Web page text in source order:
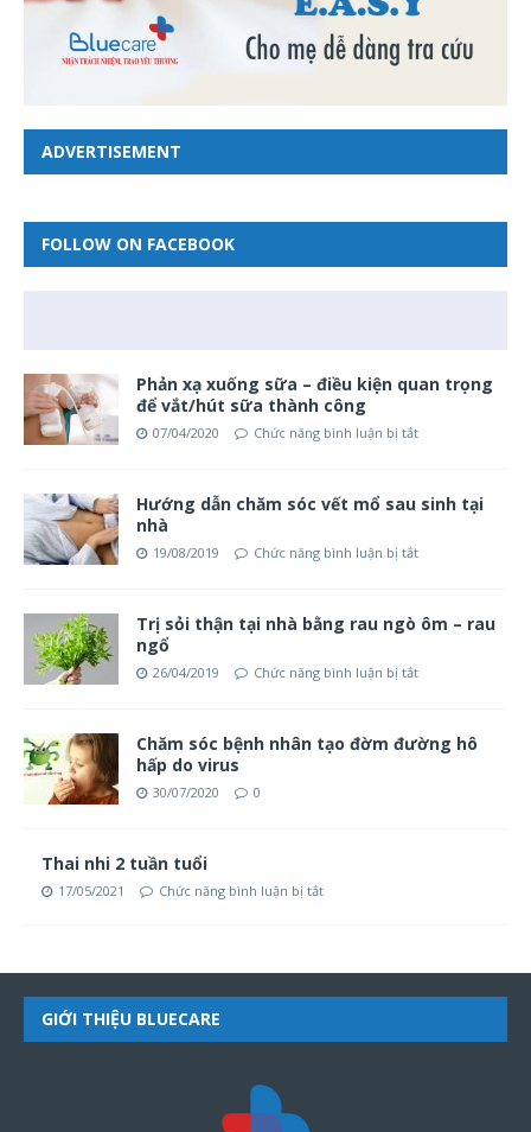
ADVERTISEMENT
FOLLOW ON FACEBOOK
Phản xạ xuống sữa – điều kiện quan trọng
để vắt/hút sữa thành công
07/04/2020 Chức năng bình luận bị tắt
Hướng dẫn chăm sóc vết mổ sau sinh tại
nhà
19/08/2019 Chức năng bình luận bị tắt
Trị sỏi thận tại nhà bằng rau ngò ôm – rau
ngổ
26/04/2019 Chức năng bình luận bị tắt
Chăm sóc bệnh nhân tạo đờm đường hô
hấp do virus
30/07/2020 0
Thai nhi 2 tuần tuổi
17/05/2021 Chức năng bình luận bị tắt
GIỚI THIỆU BLUECARE